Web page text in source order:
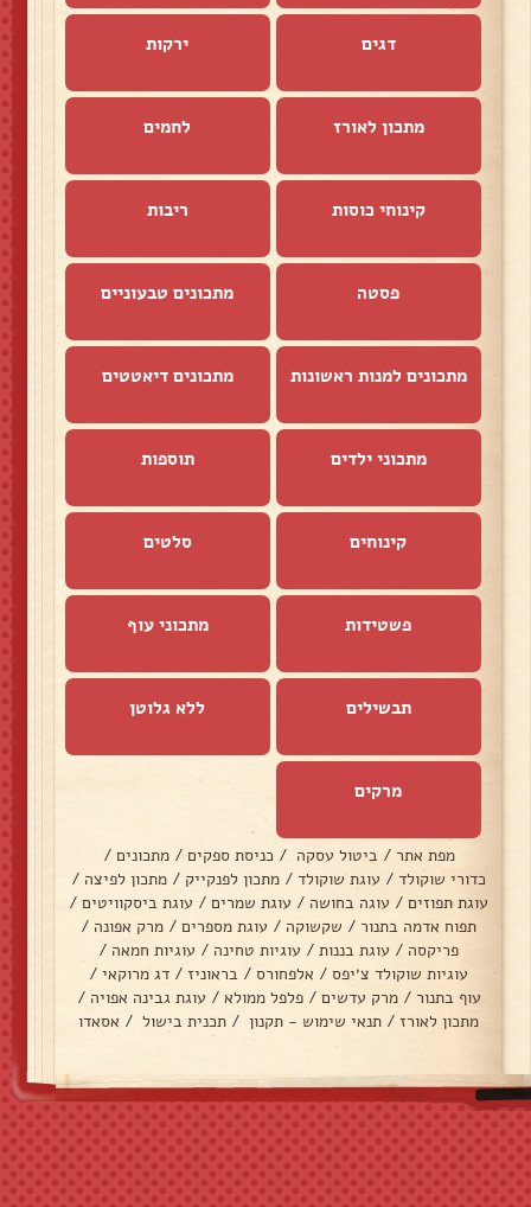
דגים ירקות
מתכון לאורז לחמים
קינוחי כוסות ריבות
פסטה מתכונים טבעוניים
מתכונים למנות ראשונות מתכונים דיאטטים
מתכוני ילדים תוספות
קינוחים סלטים
פשטידות מתכוני עוף
תבשילים ללא גלוטן
מרקים
מפת אתר / ביטול עסקה / כניסת ספקים / מתכונים /
כדורי שוקולד / עוגת שוקולד / מתכון לפנקייק / מתכון לפיצה /
עוגת תפוזים / עוגה בחושה / עוגת שמרים / עוגת ביסקוויטים /
תפוח אדמה בתנור / שקשוקה / עוגת מספרים / מרק אפונה /
פריקסה / עוגת בננות / עוגיות טחינה / עוגיות חמאה /
עוגיות שוקולד צ׳יפס / אלפחורס / בראוניז / דג מרוקאי /
עוף בתנור / מרק עדשים / פלפל ממולא / עוגת גבינה אפויה /
מתכון לאורז / תנאי שימוש - תקנון / תכנית בישול / אסאדו